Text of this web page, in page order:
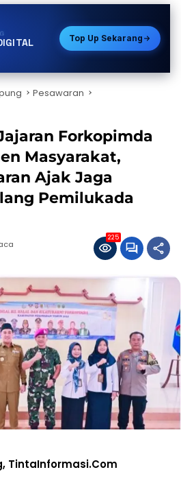
Top Up Sekarang
Pesawaran
Forkopimda
Masyarakat,
Ajak Jaga
Pemilukada
225
TintaInformasi.Com